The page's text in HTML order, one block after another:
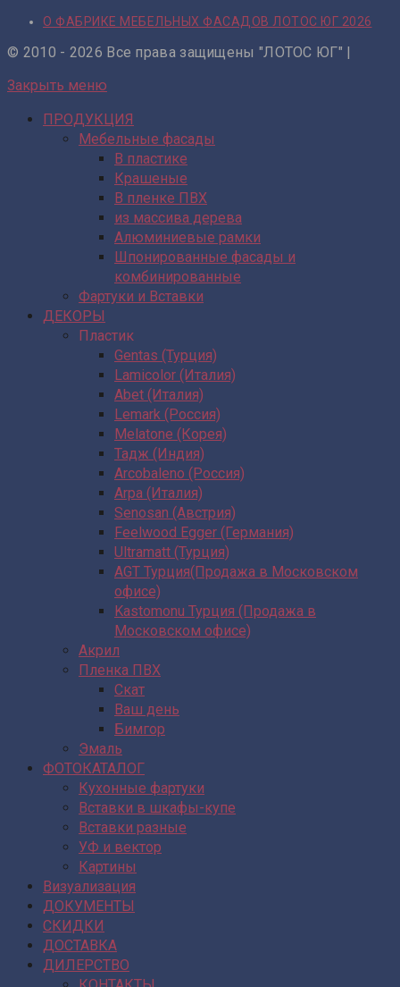
О ФАБРИКЕ МЕБЕЛЬНЫХ ФАСАДОВ ЛОТОС ЮГ 2026
© 2010 - 2026 Все права защищены "ЛОТОС ЮГ" |
Закрыть меню
ПРОДУКЦИЯ
Мебельные фасады
В пластике
Крашеные
В пленке ПВХ
из массива дерева
Алюминиевые рамки
Шпонированные фасады и
комбинированные
Фартуки и Вставки
ДЕКОРЫ
Пластик
Gentas (Турция)
Lamicolor (Италия)
Abet (Италия)
Lemark (Россия)
Melatone (Корея)
Тадж (Индия)
Arcobaleno (Россия)
Arpa (Италия)
Senosan (Австрия)
Feelwood Egger (Германия)
Ultramatt (Турция)
AGT Турция(Продажа в Московском
офисе)
Kastomonu Турция (Продажа в
Московском офисе)
Акрил
Пленка ПВХ
Скат
Ваш день
Бимгор
Эмаль
ФОТОКАТАЛОГ
Кухонные фартуки
Вставки в шкафы-купе
Вставки разные
УФ и вектор
Картины
Визуализация
ДОКУМЕНТЫ
СКИДКИ
ДОСТАВКА
ДИЛЕРСТВО